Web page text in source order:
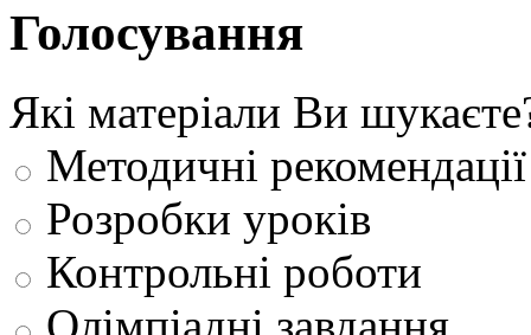
Голосування
Які матеріали Ви
Методичні рекомендації
Розробки уроків
Контрольні роботи
Олімпіадні завдання